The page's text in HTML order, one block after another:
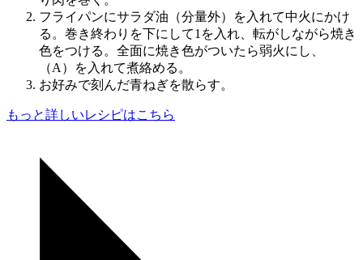
フライパンにサラダ油（分量外）を入れて中火にかけ
る。巻き終わりを下にして1を入れ、転がしながら焼き
色をつける。全面に焼き色がついたら弱火にし、
（A）を入れて煮絡める。
お好みで刻んだ青ねぎを散らす。
もっと詳しいレシピはこちら